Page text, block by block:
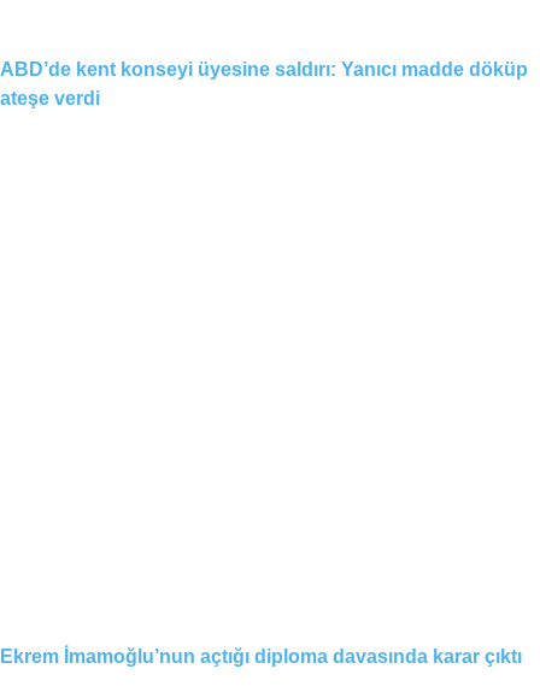
ABD’de kent konseyi üyesine saldırı: Yanıcı madde döküp
ateşe verdi
Ekrem İmamoğlu’nun açtığı diploma davasında karar çıktı